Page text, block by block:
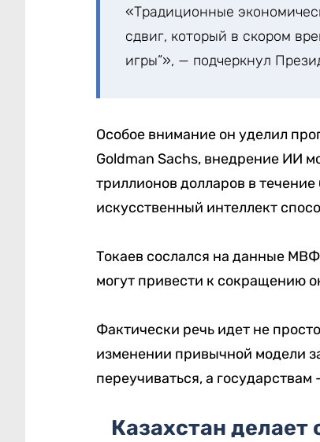
«Традиционные
сдвиг, который в скором
игры”», — подчеркнул
Особое внимание он уделил
Goldman Sachs, внедрение ИИ
триллионов долларов в
искусственный интеллект
Токаев сослался на данные
могут привести к сокращению
Фактически речь идет не
изменении привычной модели
переучиваться, а
Казахстан делает